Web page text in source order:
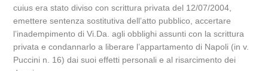
cuius era stato diviso con scrittura privata del 12/07/2004,
emettere sentenza sostitutiva dell’atto pubblico, accertare
l’inadempimento di Vi.Da. agli obblighi assunti con la scrittura
privata e condannarlo a liberare l’appartamento di Napoli (in v.
Puccini n. 16) dai suoi effetti personali e al risarcimento dei